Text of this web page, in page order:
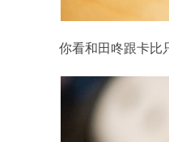
你看和田咚跟卡比